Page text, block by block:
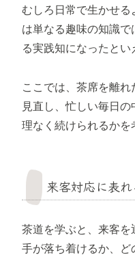
むしろ日常で生かせ
は単なる趣味の知識で
る実践知になったとい
ここでは、茶席を離
見直し、忙しい毎日
理なく続けられるかを
来客対応に表れ
茶道を学ぶと、来客を
手が落ち着けるか、